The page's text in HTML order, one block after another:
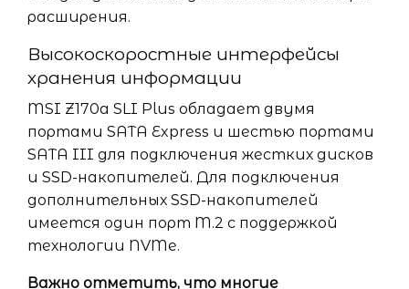
расширения.
Высокоскоростные интерфейсы
хранения информации
MSI Z170a SLI Plus обладает двумя
портами SATA Express и шестью портами
SATA III для подключения жестких дисков
и SSD-накопителей. Для подключения
дополнительных SSD-накопителей
имеется один порт M.2 с поддержкой
технологии NVMe.
Важно отметить, что многие